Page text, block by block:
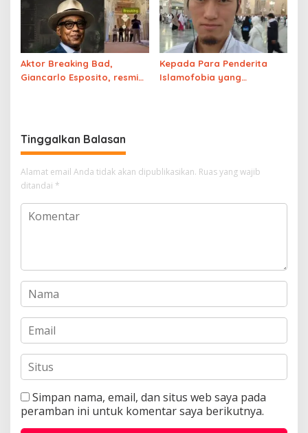
Aktor Breaking Bad,
Giancarlo Esposito, resmi
Kepada Para Penderita
Islamofobia yang
Tinggalkan Balasan
Alamat email Anda tidak akan dipublikasikan. Ruas yang wajib
ditandai *
Simpan nama, email, dan situs web saya pada
peramban ini untuk komentar saya berikutnya.